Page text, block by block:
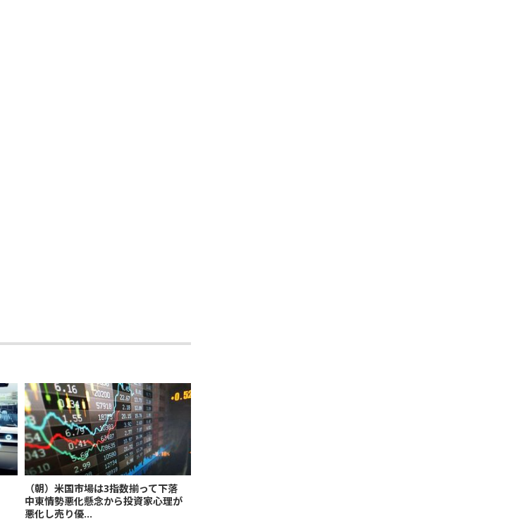
（朝）米国市場は3指数揃って下落
中東情勢悪化懸念から投資家心理が
悪化し売り優...